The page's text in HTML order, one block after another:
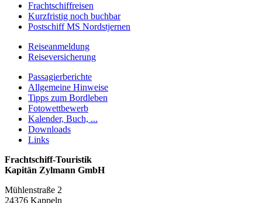
Frachtschiffreisen
Kurzfristig noch buchbar
Postschiff MS Nordstjernen
Reiseanmeldung
Reiseversicherung
Passagierberichte
Allgemeine Hinweise
Tipps zum Bordleben
Fotowettbewerb
Kalender, Buch, ...
Downloads
Links
Frachtschiff-Touristik
Kapitän Zylmann GmbH
Mühlenstraße 2
24376 Kappeln